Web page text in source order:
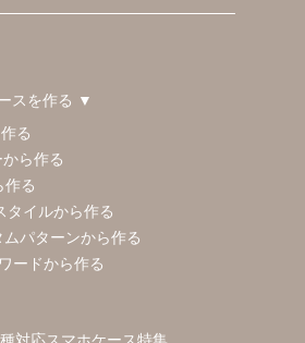
スを作る ▼
る
から作る
作る
タイルから作る
ムパターンから作る
ードから作る